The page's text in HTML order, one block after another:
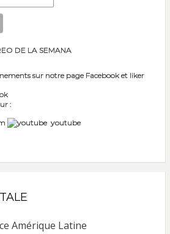
DE LA SEMANA
sur notre page Facebook et liker
:
youtube
Amérique Latine